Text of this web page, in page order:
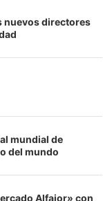
nuevos directores
mundial de
del mundo
Alfajor» con